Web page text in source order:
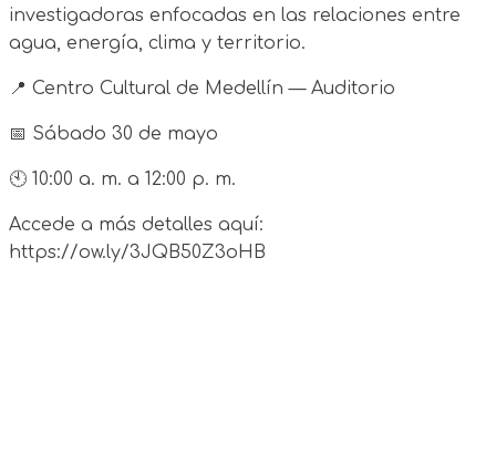
investigadoras enfocadas en las relaciones entre
agua, energía, clima y territorio.
📍 Centro Cultural de Medellín — Auditorio
📅 Sábado 30 de mayo
🕙 10:00 a. m. a 12:00 p. m.
Accede a más detalles aquí:
https://ow.ly/3JQB50Z3oHB